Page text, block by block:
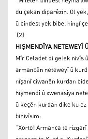
du çekan diparêzin. Ol
û bindest yek bibe, hingî
(2)
HIŞMENDÎYA NETEWEYÎ
Mîr Celadet di gelek nivîs
armancên neteweyî û
nîşanî ciwanên kurdan
hişmendî û xwenasîya
û keçên kurdan dike ku
binivîsim:
”Xorto! Armanca te